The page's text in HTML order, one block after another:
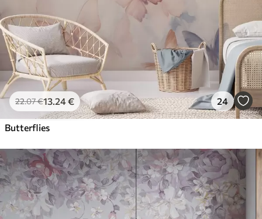
22.07€13.24€ 24
Butterflies